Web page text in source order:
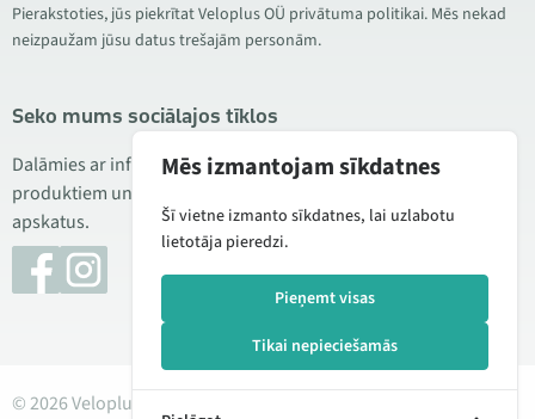
Pierakstoties, jūs piekrītat Veloplus OÜ privātuma politikai. Mēs nekad
neizpaužam jūsu datus trešajām personām.
Seko mums sociālajos tīklos
Dalāmies ar informāciju par izdevīgām akcijām, jauniem
produktiem un servisu. Reizēm publicējam arī produktu
apskatus.
© 2026 Veloplus OÜ. Visas tiesības aizsargātas
Mēs izmantojam sīkdatnes
Šī vietne izmanto sīkdatnes, lai uzlabotu
lietotāja pieredzi.
Pieņemt visas
Tikai nepieciešamās